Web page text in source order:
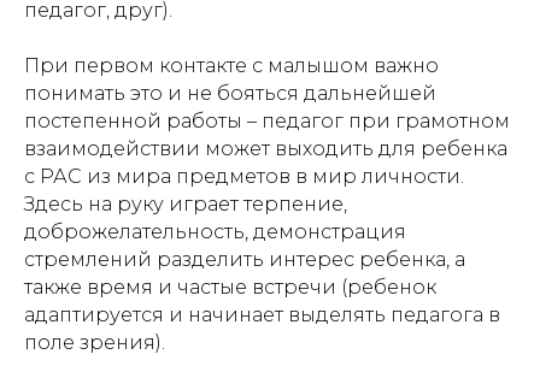
педагог, друг).
При первом контакте с малышом важно
понимать это и не бояться дальнейшей
постепенной работы – педагог при грамотном
взаимодействии может выходить для ребенка
с РАС из мира предметов в мир личности.
Здесь на руку играет терпение,
доброжелательность, демонстрация
стремлений разделить интерес ребенка, а
также время и частые встречи (ребенок
адаптируется и начинает выделять педагога в
поле зрения).